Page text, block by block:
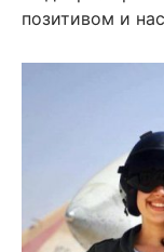
позитивом и